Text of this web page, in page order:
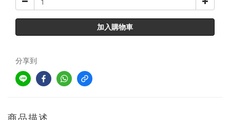
加入購物車
分享到
商品描述